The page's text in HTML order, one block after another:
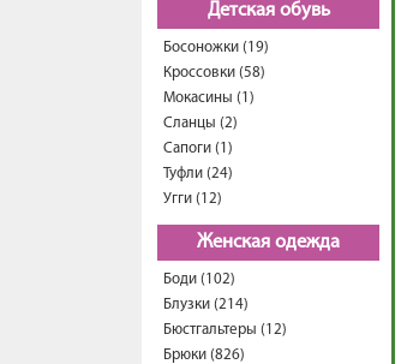
Детская обувь
Босоножки (19)
Кроссовки (58)
Мокасины (1)
Сланцы (2)
Сапоги (1)
Туфли (24)
Угги (12)
Женская одежда
Боди (102)
Блузки (214)
Бюстгальтеры (12)
Брюки (826)